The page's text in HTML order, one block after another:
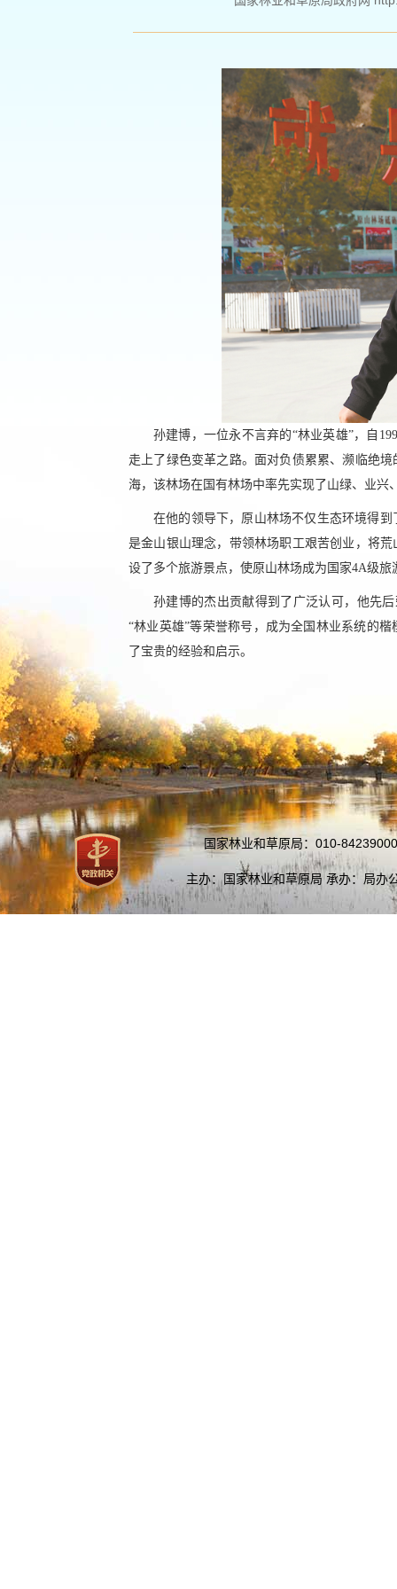
孙建博，一位永不言弃的“林业英雄”，自
走上了绿色变革之路。面对负债累累、濒临绝
海，该林场在国有林场中率先实现了山绿、业兴
在他的领导下，原山林场不仅生态环境得
是金山银山理念，带领林场职工艰苦创业，将
设了多个旅游景点，使原山林场成为国家4A级
孙建博的杰出贡献得到了广泛认可，他先
“林业英雄”等荣誉称号，成为全国林业系统的
了宝贵的经验和启示。
国家林业和草原局：010-
主办：国家林业和草原局 承办：局办